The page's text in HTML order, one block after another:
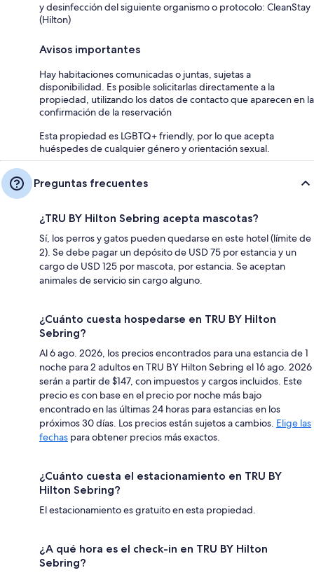
y desinfección del siguiente organismo o protocolo: CleanStay
(Hilton)
Avisos importantes
Hay habitaciones comunicadas o juntas, sujetas a
disponibilidad. Es posible solicitarlas directamente a la
propiedad, utilizando los datos de contacto que aparecen en la
confirmación de la reservación
Esta propiedad es LGBTQ+ friendly, por lo que acepta
huéspedes de cualquier género y orientación sexual.
Preguntas frecuentes
¿TRU BY Hilton Sebring acepta mascotas?
Sí, los perros y gatos pueden quedarse en este hotel (límite de
2). Se debe pagar un depósito de USD 75 por estancia y un
cargo de USD 125 por mascota, por estancia. Se aceptan
animales de servicio sin cargo alguno.
¿Cuánto cuesta hospedarse en TRU BY Hilton
Sebring?
Al 6 ago. 2026, los precios encontrados para una estancia de 1
noche para 2 adultos en TRU BY Hilton Sebring el 16 ago. 2026
serán a partir de $147, con impuestos y cargos incluidos. Este
precio es con base en el precio por noche más bajo
encontrado en las últimas 24 horas para estancias en los
próximos 30 días. Los precios están sujetos a cambios. Elige las
fechas para obtener precios más exactos.
¿Cuánto cuesta el estacionamiento en TRU BY
Hilton Sebring?
El estacionamiento es gratuito en esta propiedad.
¿A qué hora es el check-in en TRU BY Hilton
Sebring?